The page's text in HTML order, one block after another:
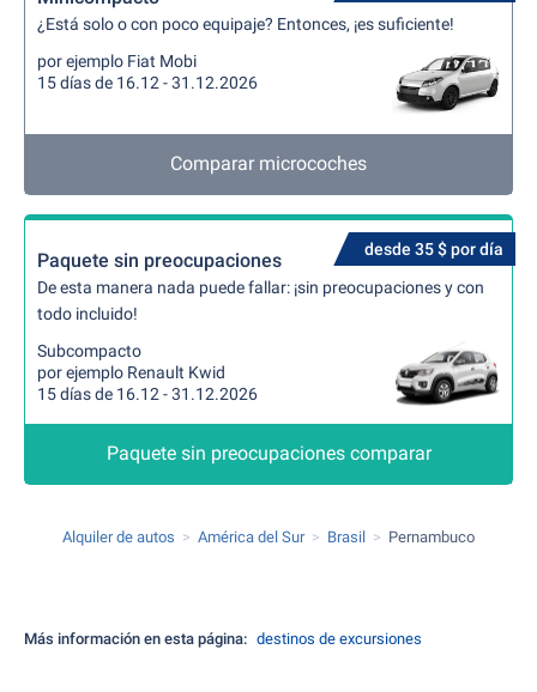
¿Está solo o con poco equipaje? Entonces, ¡es suficiente!
por ejemplo Fiat Mobi
15 días de 16.12 - 31.12.2026
Comparar microcoches
desde 35 $ por día
Paquete sin preocupaciones
De esta manera nada puede fallar: ¡sin preocupaciones y con
todo incluido!
Subcompacto
por ejemplo Renault Kwid
15 días de 16.12 - 31.12.2026
Paquete sin preocupaciones comparar
Alquiler de autos América del Sur Brasil Pernambuco
Más información en esta página: destinos de excursiones